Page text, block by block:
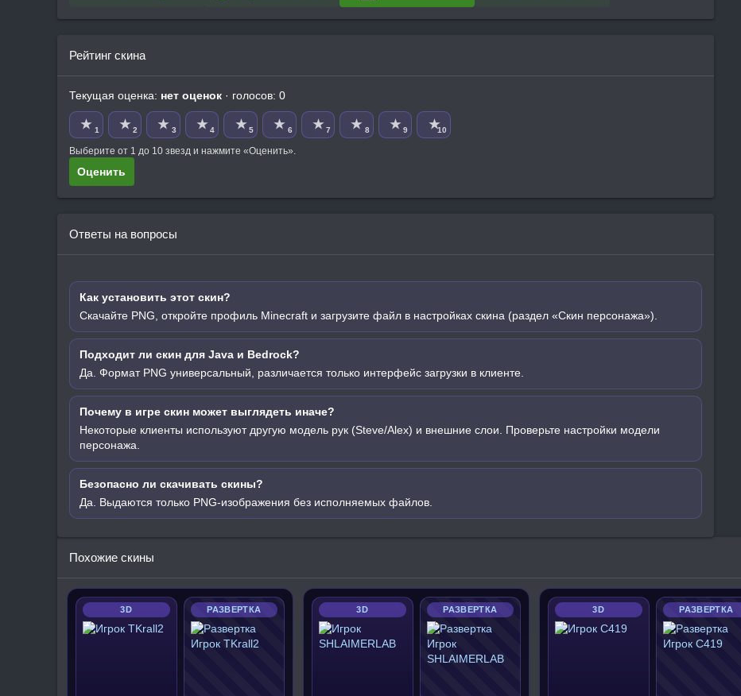
Рейтинг скина
Текущая оценка: нет оценок · голосов: 0
★ 1 ★ 2 ★ 3 ★ 4 ★ 5 ★ 6 ★ 7 ★ 8 ★ 9 ★10
Выберите от 1 до 10 звезд и нажмите «Оценить».
Оценить
Ответы на вопросы
Как установить этот скин?
Скачайте PNG, откройте профиль Minecraft и загрузите файл в настройках скина (раздел «Скин персонажа»).
Подходит ли скин для Java и Bedrock?
Да. Формат PNG универсальный, различается только интерфейс загрузки в клиенте.
Почему в игре скин может выглядеть иначе?
Некоторые клиенты используют другую модель рук (Steve/Alex) и внешние слои. Проверьте настройки модели
персонажа.
Безопасно ли скачивать скины?
Да. Выдаются только PNG-изображения без исполняемых файлов.
Похожие скины
3D РАЗВЕРТКА 3D РАЗВЕРТКА 3D РАЗВЕРТКА